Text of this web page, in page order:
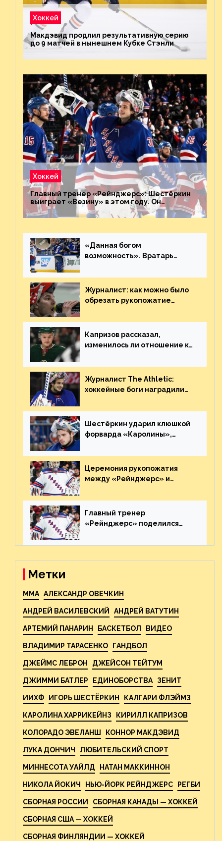
Хоккей
Макдэвид продлил результативную серию
до 9 матчей в нынешнем Кубке Стэнли
Хоккей
Главный тренер «Рейнджерс»: Шестёркин
выиграет «Везину» в этом году. Он
невероятен
«Данная богом
возможность». Вратарь
броске бутылкой в Кадри
Журналист: как можно было
обрезать рукопожатие
Плохая работа, ESPN
Капризов рассказал,
изменилось ли отношение к
Украине
Журналист The Athletic:
хоккейные боги наградили
великолепную игру
Шестёркин ударил клюшкой
форварда «Каролины»,
пятаке. Видео
Церемония рукопожатия
между «Рейнджерс» и
матча плей-офф. Видео
Главный тренер
«Рейнджерс» поделился
предстоящего финала
Метки
MMA АЛЕКСАНДР ОВЕЧКИН
АНДРЕЙ ВАСИЛЕВСКИЙ АНДРЕЙ ВАТУТИН
АРТЕМИЙ ПАНАРИН БАСКЕТБОЛ ВИДЕО
ВЛАДИМИР ТАРАСЕНКО ГАНДБОЛ
ДЖЕЙМС ЛЕБРОН ДЖЕЙСОН ТЕЙТУМ
ДЖИММИ БАТЛЕР ЕДИНОБОРСТВА ЗЕНИТ
ИИХФ ИГОРЬ ШЕСТЁРКИН КАЛГАРИ ФЛЭЙМЗ
КАРОЛИНА ХАРРИКЕЙНЗ КИРИЛЛ КАПРИЗОВ
КОЛОРАДО ЭВЕЛАНШ КОННОР МАКДЭВИД
ЛУКА ДОНЧИЧ ЛЮБИТЕЛЬСКИЙ СПОРТ
МИННЕСОТА УАЙЛД НАТАН МАККИННОН
НИКОЛА ЙОКИЧ НЬЮ-ЙОРК РЕЙНДЖЕРС РЕГБИ
СБОРНАЯ РОССИИ СБОРНАЯ КАНАДЫ — ХОККЕЙ
СБОРНАЯ США — ХОККЕЙ
СБОРНАЯ ФИНЛЯНДИИ — ХОККЕЙ